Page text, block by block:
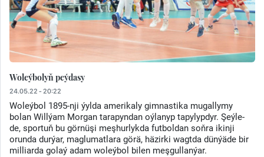
Woleýbolyň peýdasy
24.05.22 - 20:22
Woleýbol 1895-nji ýylda amerikaly gimnastika mugallymy
bolan Willýam Morgan tarapyndan oýlanyp tapylypdyr. Şeýle-
de, sportuň bu görnüşi meşhurlykda futboldan soňra ikinji
orunda durýar, maglumatlara görä, häzirki wagtda dünýäde bir
milliarda golaý adam woleýbol bilen meşgullanýar.